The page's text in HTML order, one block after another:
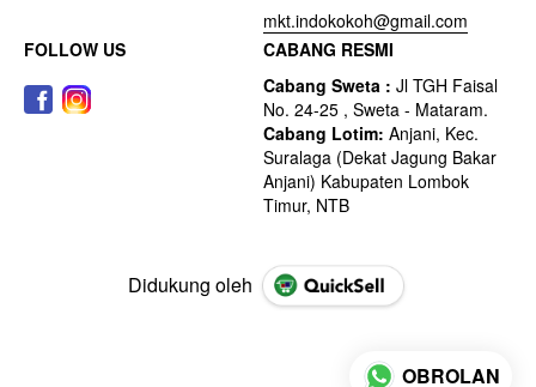
mkt.indokokoh@gmail.com
FOLLOW US
CABANG RESMI
Didukung oleh
OBROLAN